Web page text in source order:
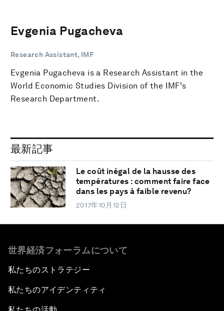
Evgenia Pugacheva
Research Assistant, IMF
Evgenia Pugacheva is a Research Assistant in the
World Economic Studies Division of the IMF's
Research Department.
最新記事
Le coût inégal de la hausse des
températures : comment faire face
dans les pays à faible revenu?
2017年10月12日
世界経済フォーラムについて
私たちのストラテジー
私たちのアイデンティティ